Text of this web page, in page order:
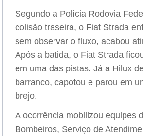
Segundo a Polícia Rodovia
colisão traseira, o Fiat Strada
sem observar o fluxo, acabou
Após a batida, o Fiat Strada
em uma das pistas. Já a Hilux
barranco, capotou e parou em
brejo.
A ocorrência mobilizou equipes
Bombeiros, Serviço de